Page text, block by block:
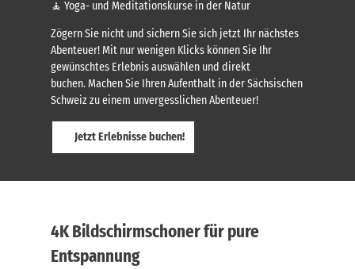
🧘 Yoga- und Meditationskurse in der Natur
Zögern Sie nicht und sichern Sie sich jetzt Ihr nächstes
Abenteuer! Mit nur wenigen Klicks können Sie Ihr
gewünschtes Erlebnis auswählen und direkt
buchen. Machen Sie Ihren Aufenthalt in der Sächsischen
Schweiz zu einem unvergesslichen Abenteuer!
Jetzt Erlebnisse buchen!
4K Bildschirmschoner für pure
Entspannung